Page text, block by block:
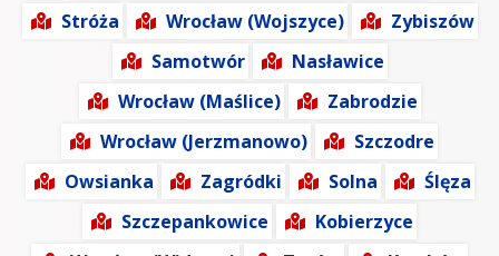
Stróża
Wrocław (Wojszyce)
Zybiszów
Samotwór
Nasławice
Wrocław (Maślice)
Zabrodzie
Wrocław (Jerzmanowo)
Szczodre
Owsianka
Zagródki Solna
Ślęza
Szczepankowice
Kobierzyce